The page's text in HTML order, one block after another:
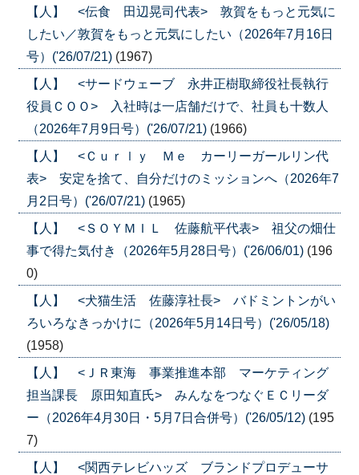
【人】 <伝食 田辺晃司代表> 敦賀をもっと元気に
したい／敦賀をもっと元気にしたい（2026年7月16日
号）('26/07/21) (1967)
【人】 <サードウェーブ 永井正樹取締役社長執行
役員ＣＯＯ> 入社時は一店舗だけで、社員も十数人
（2026年7月9日号）('26/07/21) (1966)
【人】 <Ｃｕｒｌｙ Ｍｅ カーリーガールリン代
表> 安定を捨て、自分だけのミッションへ（2026年7
月2日号）('26/07/21) (1965)
【人】 <ＳＯＹＭＩＬ 佐藤航平代表> 祖父の畑仕
事で得た気付き（2026年5月28日号）('26/06/01) (196
0)
【人】 <犬猫生活 佐藤淳社長> バドミントンがい
ろいろなきっかけに（2026年5月14日号）('26/05/18)
(1958)
【人】 <ＪＲ東海 事業推進本部 マーケティング
担当課長 原田知直氏> みんなをつなぐＥＣリーダ
ー（2026年4月30日・5月7日合併号）('26/05/12) (195
7)
【人】 <関西テレビハッズ ブランドプロデューサ